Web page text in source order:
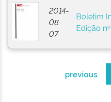
2014-
08-
07
Boletim
Edição
previous